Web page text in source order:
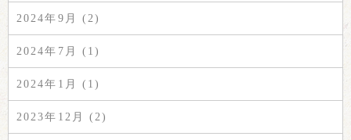
2024年9月 (2)
2024年7月 (1)
2024年1月 (1)
2023年12月 (2)